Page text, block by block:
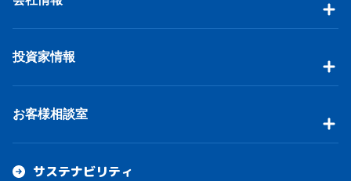
投資家情報
お客様相談室
サステナビリティ